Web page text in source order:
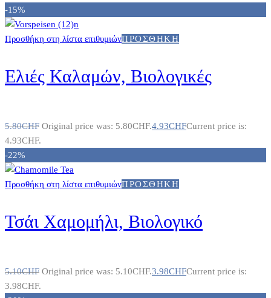
-15%
Προσθήκη στη λίστα επιθυμιώνΠΡΟΣΘΉΚΗ
Ελιές Καλαμών, Βιολογικές
5.80CHF Original price was: 5.80CHF.4.93CHFCurrent price is:
4.93CHF.
-22%
Προσθήκη στη λίστα επιθυμιώνΠΡΟΣΘΉΚΗ
Τσάι Χαμομήλι, Βιολογικό
5.10CHF Original price was: 5.10CHF.3.98CHFCurrent price is:
3.98CHF.